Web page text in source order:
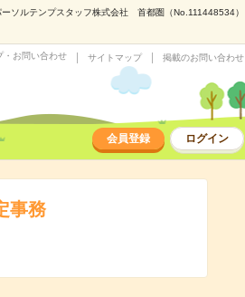
ソルテンプスタッフ株式会社 首都圏（No.111448534）
・お問い合わせ サイトマップ 掲載のお問い合わせ
会員登録 ログイン
事務